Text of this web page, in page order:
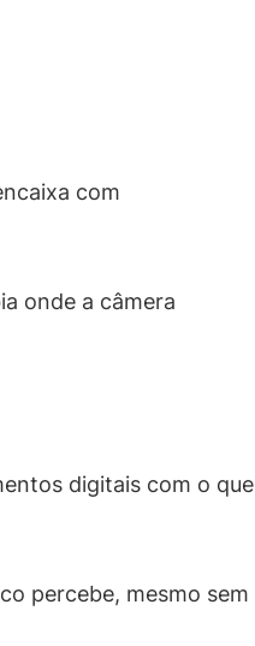
com
onde a câmera
digitais com o que
percebe, mesmo sem